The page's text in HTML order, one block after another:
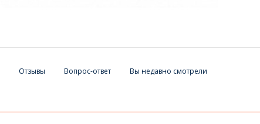
Отзывы Вопрос-ответ Вы недавно смотрели